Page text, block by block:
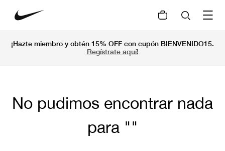
¡Hazte miembro y obtén 15% OFF con cupón BIENVENIDO15.
Regístrate aquí!
No pudimos encontrar nada
para